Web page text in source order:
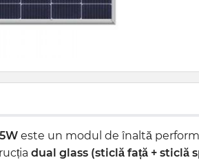
este un modul de înaltă
dual glass (sticlă față + sticlă